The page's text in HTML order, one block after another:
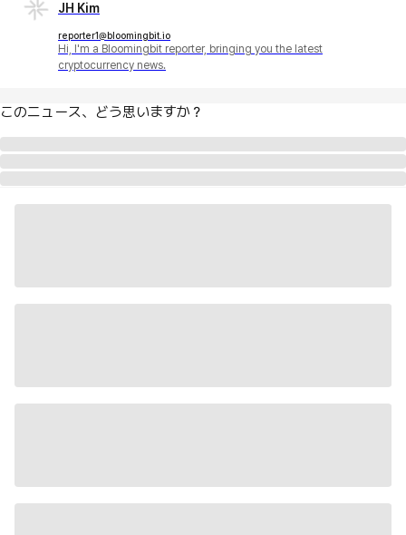
JH Kim
reporter1@bloomingbit.io
Hi, I'm a Bloomingbit reporter, bringing you the latest
cryptocurrency news.
このニュース、どう思いますか？